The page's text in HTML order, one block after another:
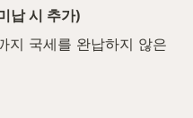
납 시 추가)
지 국세를 완납하지 않은